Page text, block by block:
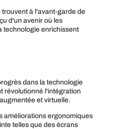
à l'avant-garde de
d'un avenir où les
technologie enrichissent
dans la technologie
révolutionné l'intégration
et virtuelle.
améliorations ergonomiques
telles que des écrans